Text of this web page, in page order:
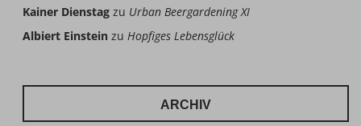
Kainer Dienstag zu Urban Beergardening XI
Albiert Einstein zu Hopfiges Lebensglück
ARCHIV